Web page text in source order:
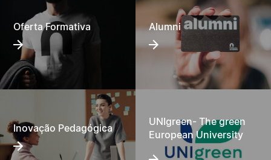
Oferta Formativa Alumni
Inovação Pedagógica
UNIgreen- The green
European University